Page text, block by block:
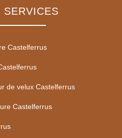
SERVICES
Castelferrus
de velux Castelferrus
Castelferrus